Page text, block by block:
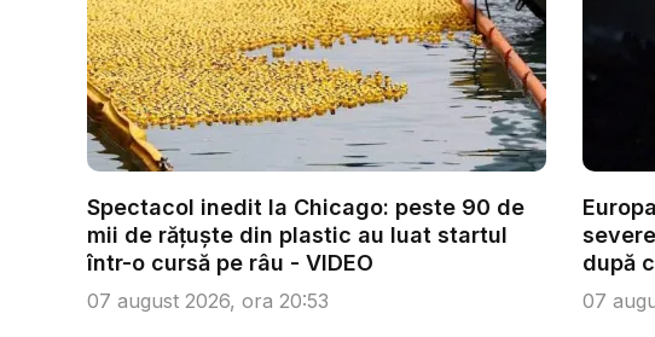
Spectacol inedit la Chicago: peste 90 de
mii de rățuște din plastic au luat startul
într-o cursă pe râu - VIDEO
07 august 2026, ora 20:53
după
afe...
07